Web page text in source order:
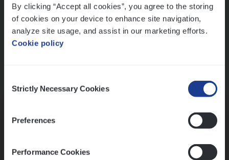
By clicking “Accept all cookies”, you agree to the storing
of cookies on your device to enhance site navigation,
analyze site usage, and assist in our marketing efforts.
Cookie policy
Selection
Strictly Necessary Cookies
Preferences
Performance Cookies